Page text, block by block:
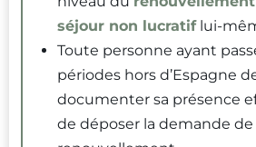
séjour non lucratiflui-
Toute personne ayant
périodes hors d’Espagne
documenter sa présence
de déposer la demande de